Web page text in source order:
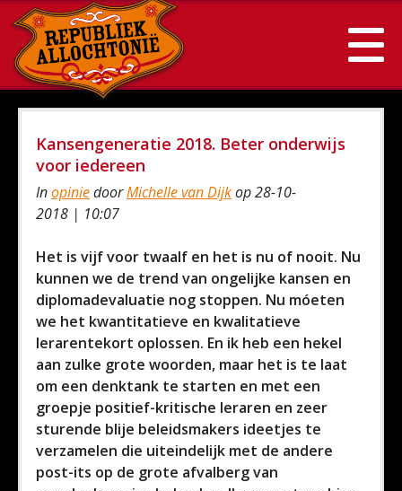
Kansengeneratie 2018. Beter onderwijs
voor iedereen
InopiniedoorMichelle van Dijkop 28-10-
2018 | 10:07
Het is vijf voor twaalf en het is nu of nooit. Nu
kunnen we de trend van ongelijke kansen en
diplomadevaluatie nog stoppen. Nu móeten
we het kwantitatieve en kwalitatieve
lerarentekort oplossen. En ik heb een hekel
aan zulke grote woorden, maar het is te laat
om een denktank te starten en met een
groepje positief-kritische leraren en zeer
sturende blije beleidsmakers ideetjes te
verzamelen die uiteindelijk met de andere
post-its op de grote afvalberg van